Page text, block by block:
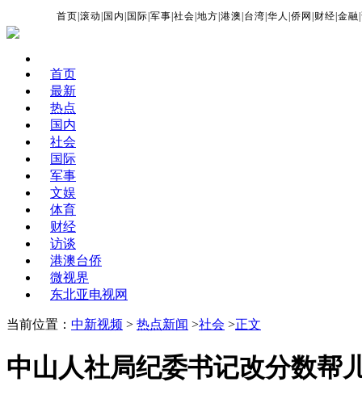
首页 |滚动 国内 国际 |军事 |社会 |地方 |港澳 台湾 |华人 |侨网 财经 |金融 |
首页
最新
热点
国内
社会
国际
军事
文娱
体育
财经
访谈
港澳台侨
微视界
东北亚电视网
当前位置： 中新视频 > 热点新闻 >社会 >正文
中山人社局纪委书记改分数帮